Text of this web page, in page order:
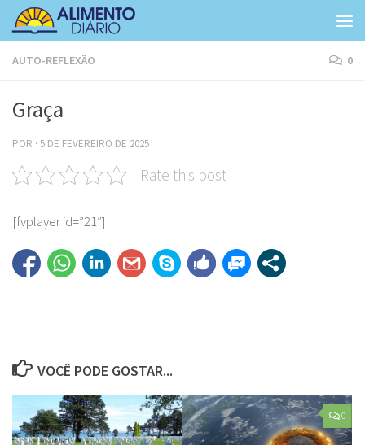
Skip to content
AUTO-REFLEXÃO 0
Graça
POR · 5 DE FEVEREIRO DE 2025
Rate this post
[fvplayer id=”21″]
VOCÊ PODE GOSTAR...
0